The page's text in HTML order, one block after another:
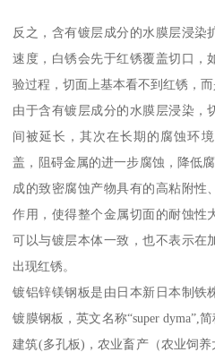
反之，含有镀层成分的水膜层浸染
速度，白锈会先于红锈覆盖切口，
验过程，切面上基本看不到红锈，而
由于含有镀层成分的水膜层浸染，
间被延长，其次在长期的腐蚀环
盖，阻碍金属的进一步腐蚀，降低
成的致密腐蚀产物具有的高粘附性
作用，使得整个金属切面的耐蚀性
可以与镀层本体一致，也不表示在
出现红锈。
镀铝锌镁钢板是由日本新日本制铁
镀膜钢板，英文名称“super dyma”,
建筑(多孔板)，农业畜产（农业饲